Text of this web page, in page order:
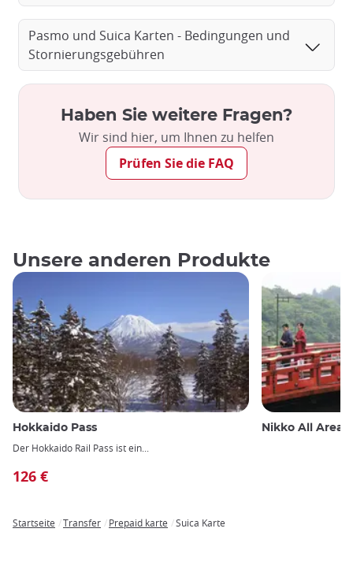
Pasmo und Suica Karten - Bedingungen und
Stornierungsgebühren
Haben Sie weitere Fragen?
Wir sind hier, um Ihnen zu helfen
Prüfen Sie die FAQ
Unsere anderen Produkte
Hokkaido Pass
Der Hokkaido Rail Pass ist ein
126 €
Nikko All Area
Startseite Transfer Prepaid karte Suica Karte